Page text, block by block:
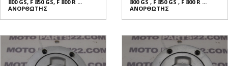
800 GS, F 850 GS, F 800 R ...
ΑΝΟΡΘΩΤΗΣ
800 GS , F 850 GS , F 800 R ...
ΑΝΟΡΘΩΤΗΣ